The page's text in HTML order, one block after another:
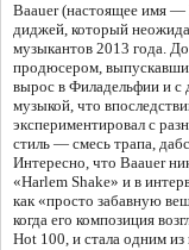
Baauer (настоящее имя
диджей, который
музыкантов 2013 года.
продюсером,
вырос в Филадельфии и с
музыкой, что
экспериментировал с
стиль — смесь трапа,
Интересно, что Baauer
«Harlem Shake» и в
как «просто забавную
когда его композиция
Hot 100, и стала одним из